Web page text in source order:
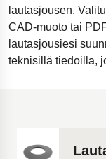
lautasjousen.
CAD-muoto tai
lautasjousiesi
teknisillä tiedoilla,